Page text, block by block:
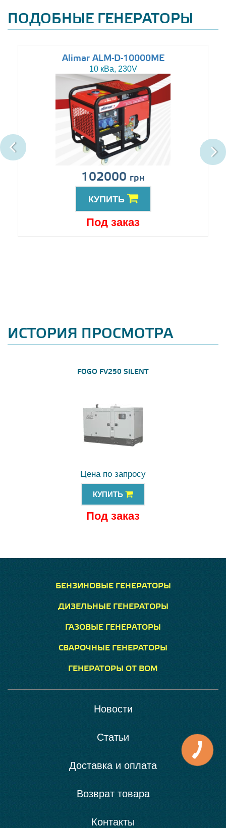
ПОДОБНЫЕ ГЕНЕРАТОРЫ
Alimar ALM-D-10000ME
10 кВа, 230V
102000 грн
КУПИТЬ
Под заказ
ИСТОРИЯ ПРОСМОТРА
FOGO FV250 SILENT
Цена по запросу
КУПИТЬ
Под заказ
БЕНЗИНОВЫЕ ГЕНЕРАТОРЫ
ДИЗЕЛЬНЫЕ ГЕНЕРАТОРЫ
ГАЗОВЫЕ ГЕНЕРАТОРЫ
СВАРОЧНЫЕ ГЕНЕРАТОРЫ
ГЕНЕРАТОРЫ ОТ ВОМ
Новости
Статьи
Доставка и оплата
Возврат товара
Контакты